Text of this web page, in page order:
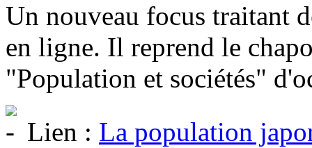
Un nouveau focus traitant
en ligne. Il reprend le
"Population et sociétés"
Lien : La population